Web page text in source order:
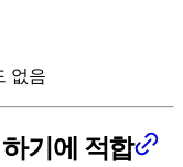
없음
기에 적합